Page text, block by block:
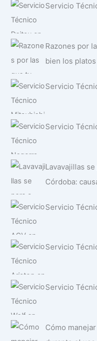
Servicio
Razones por
bien los platos
Servicio
Servicio
Lavavajillas
Córdoba:
Servicio
Servicio
Servicio
Cómo